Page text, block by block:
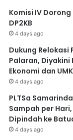
Komisi IV
DP2KB
4 days ago
Dukung Relokasi
Palaran,
Ekonomi dan
4 days ago
PLTSa
Sampah per Hari,
Dipindah ke
4 days ago